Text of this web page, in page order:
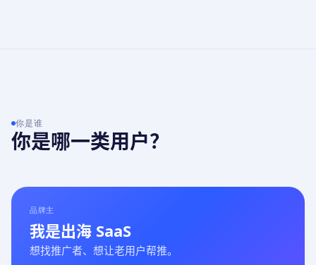
你是谁
你是哪一类用户？
品牌主
我是出海 SaaS
想找推广者、想让老用户帮推。